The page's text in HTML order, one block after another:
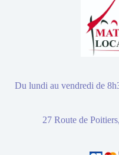
Du lundi au vendredi de
27 Route de